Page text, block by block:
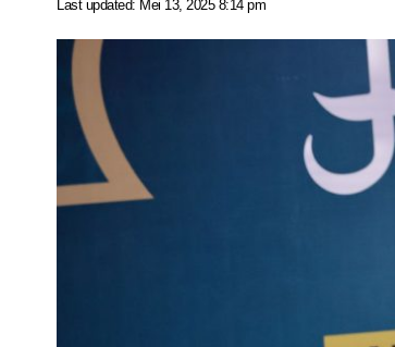
Last updated: Mei 13, 2025 8:14 pm